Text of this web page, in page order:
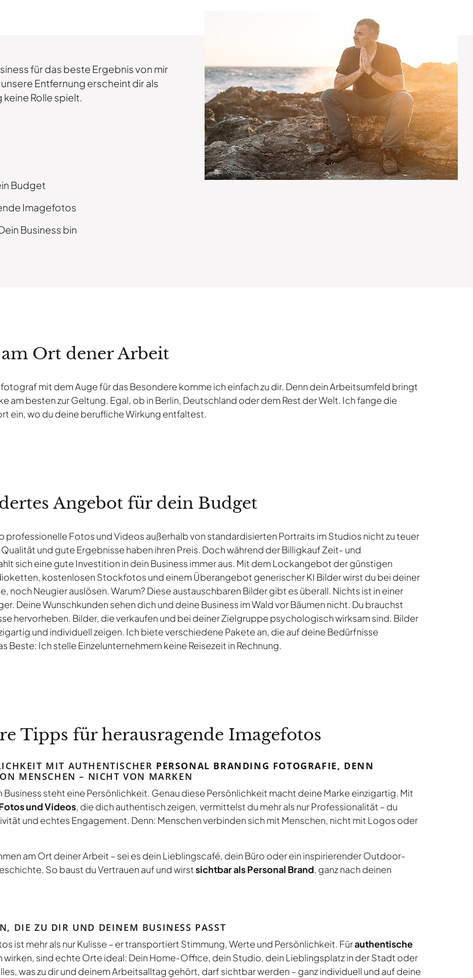
für das beste Ergebnis von mir
Entfernung erscheint dir als
Rolle spielt.
Budget
Imagefotos
Business bin
Ort dener Arbeit
mit dem Auge für das Besondere komme ich einfach zu dir. Denn dein Arbeitsumfeld bringt
am besten zur Geltung. Egal, ob in Berlin, Deutschland oder dem Rest der Welt. Ich fange die
ein, wo du deine berufliche Wirkung entfaltest.
Angebot für dein Budget
professionelle Fotos und Videos außerhalb von standardisierten Portraits im Studios nicht zu teuer
und gute Ergebnisse haben ihren Preis. Doch während der Billigkauf Zeit- und
sich eine gute Investition in dein Business immer aus. Mit dem Lockangebot der günstigen
kostenlosen Stockfotos und einem Überangebot generischer KI Bilder wirst du bei deiner
noch Neugier auslösen. Warum? Diese austauschbaren Bilder gibt es überall. Nichts ist in einer
Deine Wunschkunden sehen dich und deine Business im Wald vor Bäumen nicht. Du brauchst
hervorheben. Bilder, die verkaufen und bei deiner Zielgruppe psychologisch wirksam sind. Bilder
und individuell zeigen. Ich biete verschiedene Pakete an, die auf deine Bedürfnisse
Beste: Ich stelle Einzelunternehmern keine Reisezeit in Rechnung.
Tipps für herausragende Imagefotos
MIT AUTHENTISCHER PERSONAL BRANDING FOTOGRAFIE, DENN
MENSCHEN – NICHT VON MARKEN
steht eine Persönlichkeit. Genau diese Persönlichkeit macht deine Marke einzigartig. Mit
und Videos, die dich authentisch zeigen, vermittelst du mehr als nur Professionalität – du
und echtes Engagement. Denn: Menschen verbinden sich mit Menschen, nicht mit Logos oder
am Ort deiner Arbeit – sei es dein Lieblingscafé, dein Büro oder ein inspirierender Outdoor-
So baust du Vertrauen auf und wirstsichtbar als Personal Brand, ganz nach deinen
DIE ZU DIR UND DEINEM BUSINESS PASST
ist mehr als nur Kulisse – er transportiert Stimmung, Werte und Persönlichkeit. Fürauthentische
wirken, sind echte Orte ideal: Dein Home-Office, dein Studio, dein Lieblingsplatz in der Stadt oder
was zu dir und deinem Arbeitsalltag gehört, darf sichtbar werden – ganz individuell und auf deine